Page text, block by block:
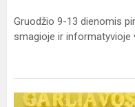
Gruodžio 9-13 dienomis
smagioje ir informatyvioje
Projektas